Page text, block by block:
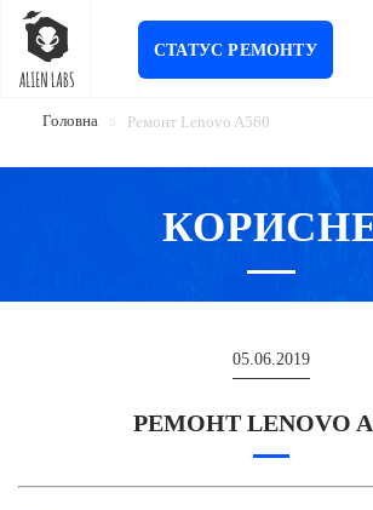
Головна Ремонт Lenovo A560
05.06.2019
РЕМОНТ LENOVO
СТАТУС РЕМОНТУ